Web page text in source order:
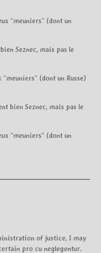
“meuniers” (dont un
Seznec, mais pas le
(dont un Russe)
bien Seznec, mais pas le
“meuniers” (dont un
of justice, I may
pro cu neglegentur.